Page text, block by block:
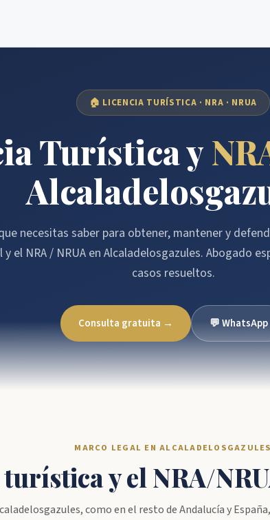
🏠 LICENCIA TURÍSTICA · NRA · NRUA
Turística y
necesitas saber para obtener, mantener y
y el NRA / NRUA en Alcaladelosgazules. Abogado
casos resueltos.
Consulta gratuita → 💬 WhatsApp
MARCO LEGAL EN ALCALADELOSGAZULES
y el NRA/
como en el resto de Andalucía y